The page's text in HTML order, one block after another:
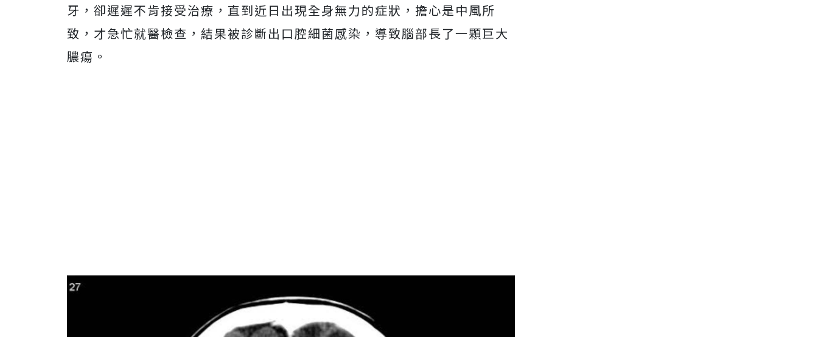
牙，卻遲遲不肯接受治療，直到近日出現全身無力的症狀，擔心是中風所
致，才急忙就醫檢查，結果被診斷出口腔細菌感染，導致腦部長了一顆巨大
膿瘍。